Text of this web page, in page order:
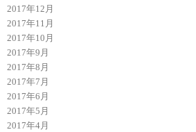
2017年12月
2017年11月
2017年10月
2017年9月
2017年8月
2017年7月
2017年6月
2017年5月
2017年4月